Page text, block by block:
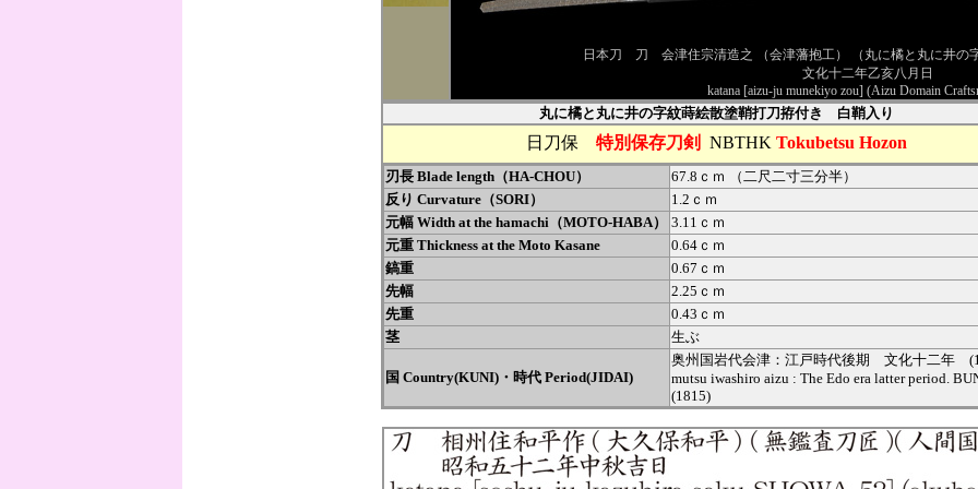
日本刀 刀 会津住宗清造之 （会津藩抱工） （丸に橘と丸に井の
文化十二年乙亥八月日
katana [aizu-ju munekiyo zou] (Aizu Domain
丸に橘と丸に井の字紋蒔絵散塗鞘打刀拵付き 白鞘入り
日刀保 特別保存刀剣 NBTHK Tokubetsu Hozon
刃長 Blade length（HA-CHOU）
67.8ｃｍ （二尺二寸三分半）
反り Curvature（SORI）
1.2ｃｍ
元幅 Width at the hamachi（MOTO-HABA）
3.11ｃｍ
元重 Thickness at the Moto Kasane
0.64ｃｍ
鎬重
0.67ｃｍ
先幅
2.25ｃｍ
先重
0.43ｃｍ
茎
生ぶ
国 Country(KUNI)・時代 Period(JIDAI)
奥州国岩代会津：江戸時代後期 文化十二年
mutsu iwashiro aizu : The Edo era latter period.
(1815)